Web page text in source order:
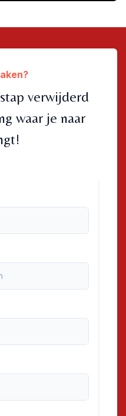
verwijderd
waar je naar